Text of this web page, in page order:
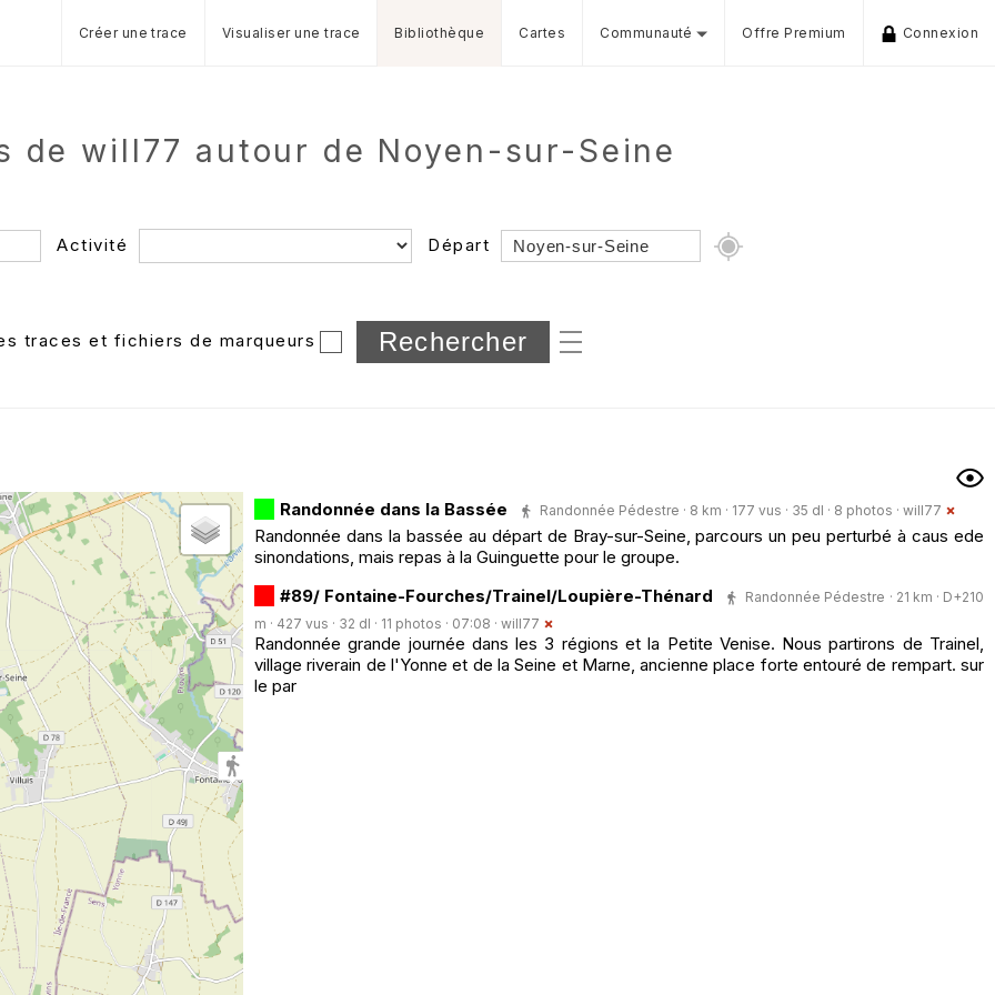
Créer une trace Visualiser une trace Bibliothèque Cartes Communauté Offre Premium Connexion
de will77 autour de Noyen-sur-Seine
Activité Départ
Dossier
et sous-dossiers
traces et fichiers de marqueurs
Randonnée dans la Bassée Randonnée Pédestre · 8 km · 177 vus · 35 dl · 8 photos · will77
Randonnée dans la bassée au départ de Bray-sur-Seine, parcours un peu perturbé à caus ede
sinondations, mais repas à la Guinguette pour le groupe.
#89/ Fontaine-Fourches/Trainel/Loupière-Thénard
Randonnée Pédestre · 21 km · D+210
m · 427 vus · 32 dl · 11 photos · 07:08 · will77
Randonnée grande journée dans les 3 régions et la Petite Venise. Nous partirons de Trainel,
village riverain de l'Yonne et de la Seine et Marne, ancienne place forte entouré de rempart. sur
le par